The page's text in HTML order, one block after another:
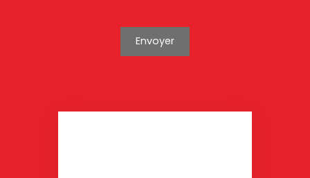
Envoyer